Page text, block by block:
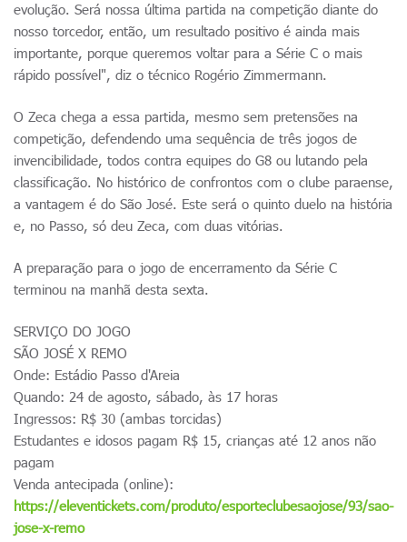
evolução. Será nossa última partida na competição diante do
nosso torcedor, então, um resultado positivo é ainda mais
importante, porque queremos voltar para a Série C o mais
rápido possível", diz o técnico Rogério Zimmermann.
O Zeca chega a essa partida, mesmo sem pretensões na
competição, defendendo uma sequência de três jogos de
invencibilidade, todos contra equipes do G8 ou lutando pela
classificação. No histórico de confrontos com o clube paraense,
a vantagem é do São José. Este será o quinto duelo na história
e, no Passo, só deu Zeca, com duas vitórias.
A preparação para o jogo de encerramento da Série C
terminou na manhã desta sexta.
SERVIÇO DO JOGO
SÃO JOSÉ X REMO
Onde: Estádio Passo d'Areia
Quando: 24 de agosto, sábado, às 17 horas
Ingressos: R$ 30 (ambas torcidas)
Estudantes e idosos pagam R$ 15, crianças até 12 anos não
pagam
Venda antecipada (online):
https://eleventickets.com/produto/esporteclubesaojose/93/sao-
jose-x-remo